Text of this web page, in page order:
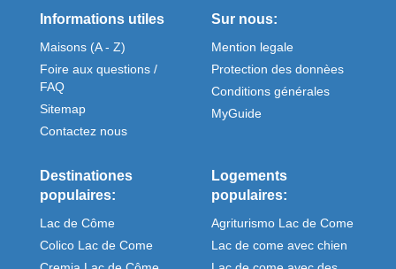
Informations utiles
Maisons (A - Z)
Foire aux questions /
FAQ
Sitemap
Contactez nous
Sur nous:
Mention legale
Protection des donnèes
Conditions générales
MyGuide
Destinationes
populaires:
Lac de Côme
Colico Lac de Come
Logements
populaires:
Agriturismo Lac de Come
Lac de come avec chien